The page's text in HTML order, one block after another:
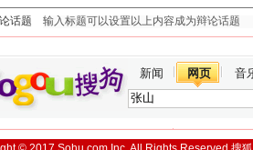
话题
新闻 网页 音